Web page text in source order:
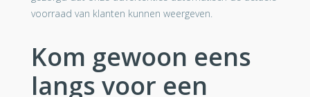
voorraad van klanten kunnen weergeven.
Kom gewoon eens
langs voor een